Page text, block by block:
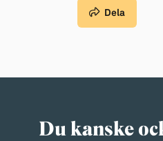
Dela
Du kanske